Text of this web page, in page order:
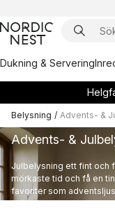
Dukning & Servering
Belysning / Advents- &
Advents- &
Julbelysning ett fint och
mörkaste tid och få en
favoriter som